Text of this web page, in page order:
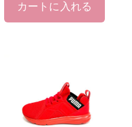
カートに入れる